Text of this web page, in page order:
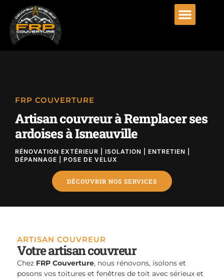
FRP COUVERTURE
Artisan couvreur à Remplacer ses
ardoises à Isneauville
RÉNOVATION EXTÉRIEUR | ISOLATION | ENTRETIEN |
DÉPANNAGE | POSE DE VELUX
DÉCOUVRIR NOS SERVICES
ARTISAN COUVREUR
Votre artisan couvreur
Chez FRP Couverture, nous rénovons, isolons et
posons vos toitures et fenêtres de toit avec sérieux et